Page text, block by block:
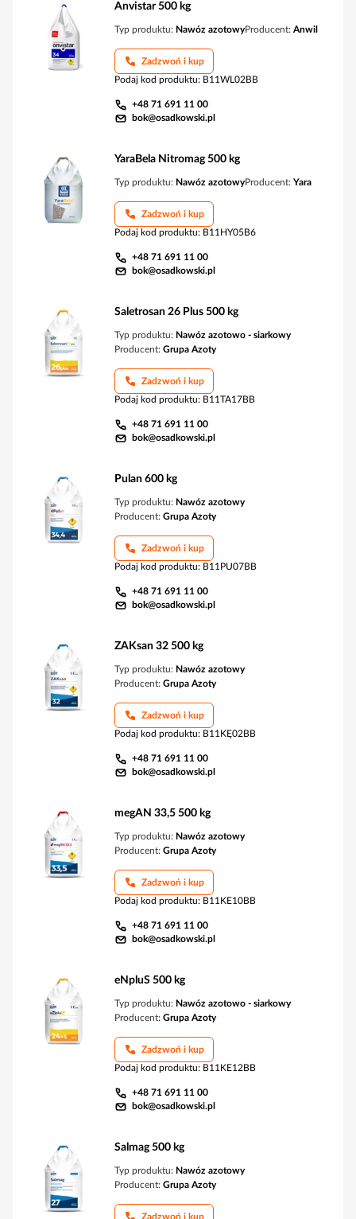
Anvistar 500 kg
Typ produktu: Nawóz azotowyProducent: Anwil
Zadzwoń i kup
Podaj kod produktu: B11WL02BB
+48 71 691 11 00
bok@osadkowski.pl
YaraBela Nitromag 500 kg
Typ produktu: Nawóz azotowyProducent: Yara
Zadzwoń i kup
Podaj kod produktu: B11HY05B6
+48 71 691 11 00
bok@osadkowski.pl
Saletrosan 26 Plus 500 kg
Typ produktu: Nawóz azotowo - siarkowy
Producent: Grupa Azoty
Zadzwoń i kup
Podaj kod produktu: B11TA17BB
+48 71 691 11 00
bok@osadkowski.pl
Pulan 600 kg
Typ produktu: Nawóz azotowy
Producent: Grupa Azoty
Zadzwoń i kup
Podaj kod produktu: B11PU07BB
+48 71 691 11 00
bok@osadkowski.pl
ZAKsan 32 500 kg
Typ produktu: Nawóz azotowy
Producent: Grupa Azoty
Zadzwoń i kup
Podaj kod produktu: B11KĘ02BB
+48 71 691 11 00
bok@osadkowski.pl
megAN 33,5 500 kg
Typ produktu: Nawóz azotowy
Producent: Grupa Azoty
Zadzwoń i kup
Podaj kod produktu: B11KE10BB
+48 71 691 11 00
bok@osadkowski.pl
eNpluS 500 kg
Typ produktu: Nawóz azotowo - siarkowy
Producent: Grupa Azoty
Zadzwoń i kup
Podaj kod produktu: B11KE12BB
+48 71 691 11 00
bok@osadkowski.pl
Salmag 500 kg
Typ produktu: Nawóz azotowy
Producent: Grupa Azoty
Zadzwoń i kup